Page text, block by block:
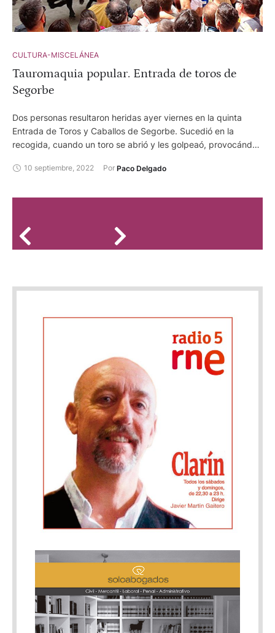
CULTURA-MISCELÁNEA
Tauromaquia popular. Entrada de toros de
Segorbe
Dos personas resultaron heridas ayer viernes en la quinta
Entrada de Toros y Caballos de Segorbe. Sucedió en la
recogida, cuando un toro se abrió y les golpeaó, provocándo
otra, según ha informado el Ayuntamiento en un comunicado.
10 septiembre, 2022 Por Paco Delgado